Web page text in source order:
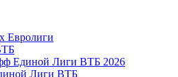
Евролиги
Единой Лиги ВТБ 2026
Лиги ВТБ